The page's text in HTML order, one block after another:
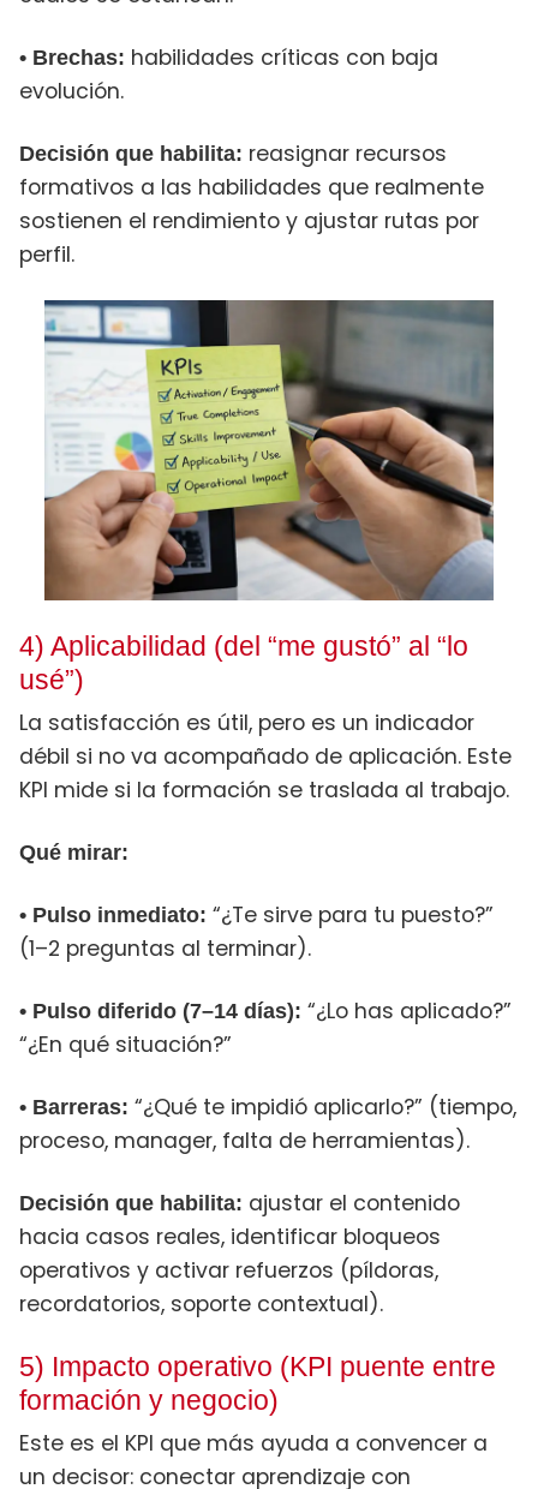
• Brechas: habilidades críticas con baja
evolución.
Decisión que habilita: reasignar recursos
formativos a las habilidades que realmente
sostienen el rendimiento y ajustar rutas por
perfil.
4) Aplicabilidad (del “me gustó” al “lo
usé”)
La satisfacción es útil, pero es un indicador
débil si no va acompañado de aplicación. Este
KPI mide si la formación se traslada al trabajo.
Qué mirar:
• Pulso inmediato: “¿Te sirve para tu puesto?”
(1–2 preguntas al terminar).
• Pulso diferido (7–14 días): “¿Lo has aplicado?”
“¿En qué situación?”
• Barreras: “¿Qué te impidió aplicarlo?” (tiempo,
proceso, manager, falta de herramientas).
Decisión que habilita: ajustar el contenido
hacia casos reales, identificar bloqueos
operativos y activar refuerzos (píldoras,
recordatorios, soporte contextual).
5) Impacto operativo (KPI puente entre
formación y negocio)
Este es el KPI que más ayuda a convencer a
un decisor: conectar aprendizaje con